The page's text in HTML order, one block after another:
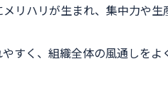
リハリが生まれ、集中力や生
すく、組織全体の風通しをよ